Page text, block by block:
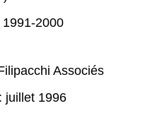
1991-2000
Associés
juillet 1996